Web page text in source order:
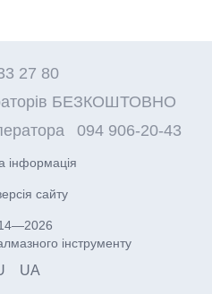
27 80
БЕЗКОШТОВНО
094 906-20-43
інформація
сайту
інструменту
UA